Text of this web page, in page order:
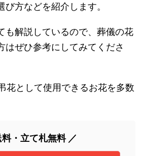
方などを紹介します。
も解説しているので、葬儀の花
はぜひ参考にしてみてくださ
花として使用できるお花を多数
料・立て札無料 ／